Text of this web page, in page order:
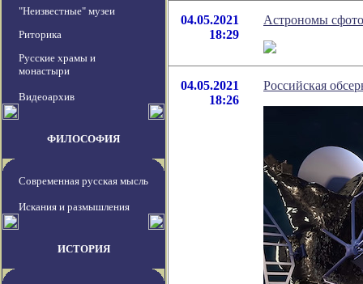
"Неизвестные" музеи
Риторика
Русские храмы и
монастыри
Видеоархив
ФИЛОСОФИЯ
Современная русская мысль
Искания и размышления
ИСТОРИЯ
04.05.2021
18:29
Астрономы
04.05.2021
18:26
Российская